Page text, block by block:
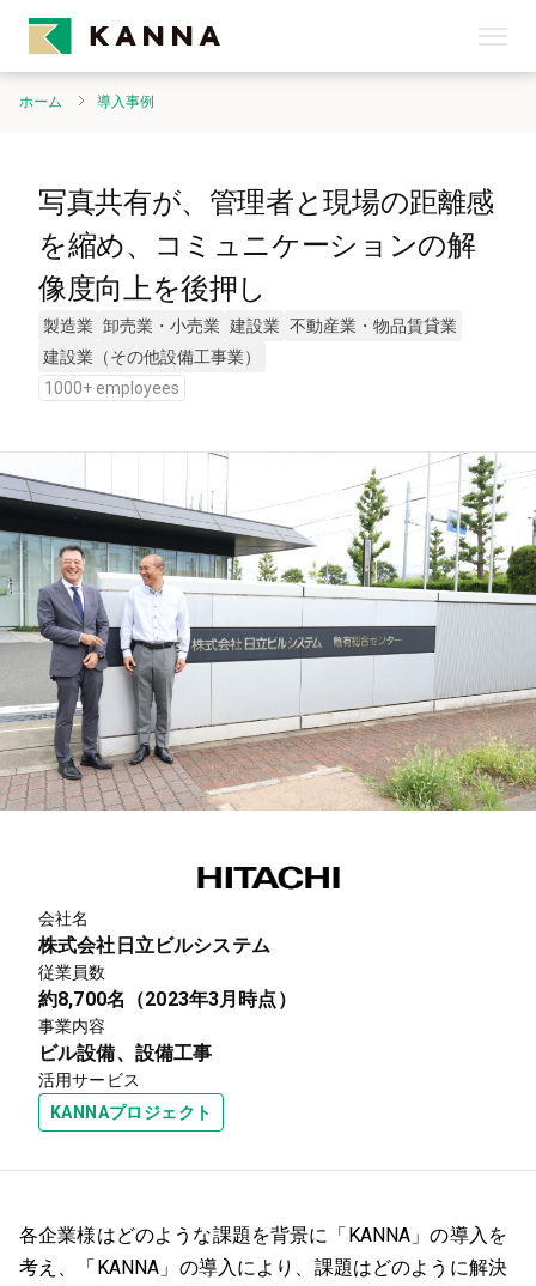
ホーム 導入事例
写真共有が、管理者と現場の距離感
を縮め、コミュニケーションの解
像度向上を後押し
製造業 卸売業・小売業 建設業 不動産業・物品賃貸業
建設業（その他設備工事業）
1000+ employees
会社名
株式会社日立ビルシステム
従業員数
約8,700名（2023年3月時点）
事業内容
ビル設備、設備工事
活用サービス
KANNAプロジェクト
各企業様はどのような課題を背景に「KANNA」の導入を
考え、「KANNA」の導入により、課題はどのように解決